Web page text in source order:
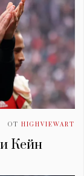
ОТ HIGHVIEWART
Кейн